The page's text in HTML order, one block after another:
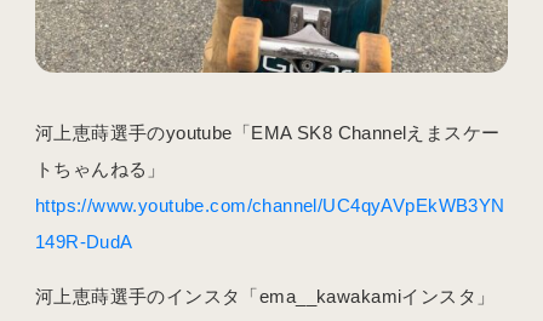
河上恵蒔選手のyoutube「EMA SK8 Channelえまスケー
トちゃんねる」
https://www.youtube.com/channel/UC4qyAVpEkWB3YN
149R-DudA
河上恵蒔選手のインスタ「ema__kawakamiインスタ」